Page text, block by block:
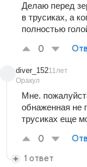
Делаю перед
в трусиках, а
полностью
0
diver_152
Оракул
11лет
Мне.
обнаженная не
трусиках еще
0
1 ответ